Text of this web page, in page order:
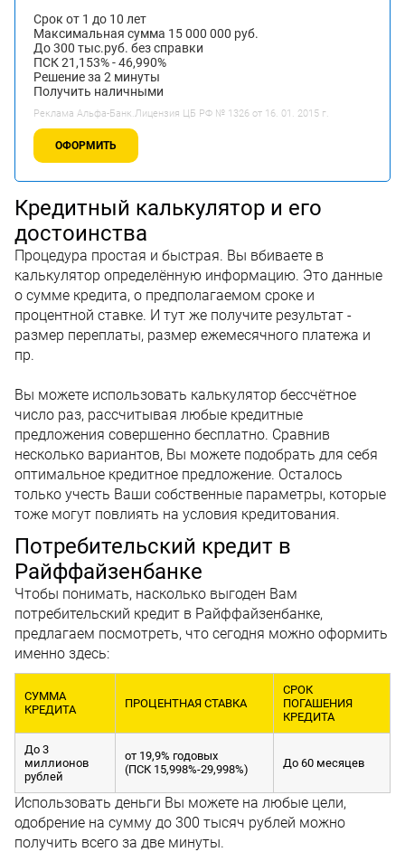
Срок от 1 до 10 лет
Максимальная сумма 15 000 000 руб.
До 300 тыс.руб. без справки
ПСК 21,153% - 46,990%
Решение за 2 минуты
Получить наличными
Реклама Альфа-Банк.Лицензия ЦБ РФ № 1326 от 16. 01. 2015 г.
ОФОРМИТЬ
Кредитный калькулятор и его
достоинства
Процедура простая и быстрая. Вы вбиваете в
калькулятор определённую информацию. Это данные
о сумме кредита, о предполагаемом сроке и
процентной ставке. И тут же получите результат -
размер переплаты, размер ежемесячного платежа и
пр.
Вы можете использовать калькулятор бессчётное
число раз, рассчитывая любые кредитные
предложения совершенно бесплатно. Сравнив
несколько вариантов, Вы можете подобрать для себя
оптимальное кредитное предложение. Осталось
только учесть Ваши собственные параметры, которые
тоже могут повлиять на условия кредитования.
Потребительский кредит в
Райффайзенбанке
Чтобы понимать, насколько выгоден Вам
потребительский кредит в Райффайзенбанке,
предлагаем посмотреть, что сегодня можно оформить
именно здесь:
СУММА
КРЕДИТА
ПРОЦЕНТНАЯ СТАВКА
СРОК
ПОГАШЕНИЯ
КРЕДИТА
До 3
миллионов
рублей
от 19,9% годовых
(ПСК 15,998%-29,998%)
До 60 месяцев
Использовать деньги Вы можете на любые цели,
одобрение на сумму до 300 тысяч рублей можно
получить всего за две минуты.